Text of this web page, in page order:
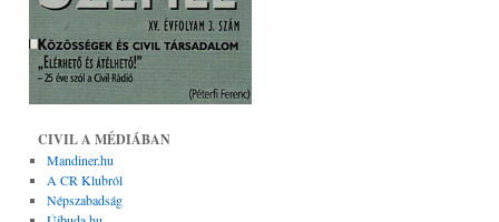
CIVIL A MÉDIÁBAN
Mandiner.hu
A CR Klubról
Népszabadság